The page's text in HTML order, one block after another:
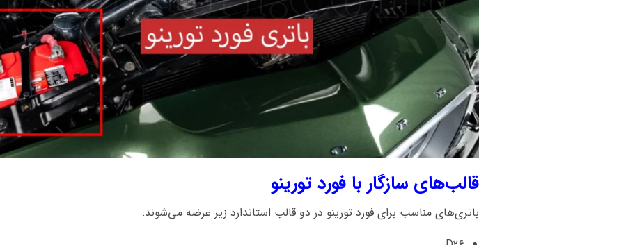
قالب‌های سازگار با فورد تورینو
باتری‌های مناسب برای فورد تورینو در دو قالب استاندارد زیر عرضه می‌شوند: